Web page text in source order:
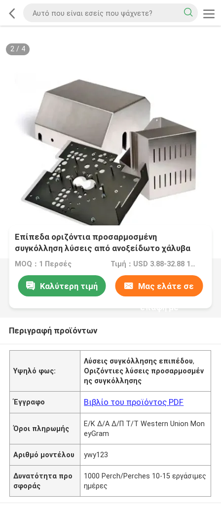
2/ 4
Επίπεδα οριζόντια προσαρμοσμένη
συγκόλληση λύσεις από ανοξείδωτο χάλυβα
MOQ：1 Περσές Τιμή：USD 3.88-32.88 1 Perch/Perches
Καλύτερη τιμή Μας ελάτε σε
επαφή με
Περιγραφή προϊόντων
Υψηλό φως:
Λύσεις συγκόλλησης επιπέδου,
Οριζόντιες λύσεις προσαρμοσμέν
ης συγκόλλησης
Έγγραφο Βιβλίο του προϊόντος PDF
Όροι πληρωμής
Ε/Κ Δ/Α Δ/Π Τ/Τ Western Union Mon
eyGram
Αριθμό μοντέλου ywy123
Δυνατότητα προ
σφοράς
1000 Perch/Perches 10-15 εργάσιμες
ημέρες